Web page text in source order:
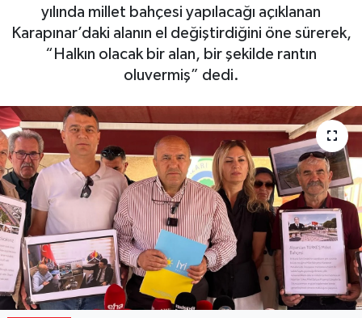
yılında millet bahçesi yapılacağı açıklanan
Karapınar’daki alanın el değiştirdiğini öne sürerek,
“Halkın olacak bir alan, bir şekilde rantın
oluvermiş” dedi.
Sağlık
Yaşam
Haber Arşivi